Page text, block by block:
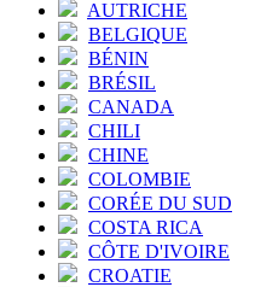
AUTRICHE
BELGIQUE
BÉNIN
BRÉSIL
CANADA
CHILI
CHINE
COLOMBIE
CORÉE DU SUD
COSTA RICA
CÔTE D'IVOIRE
CROATIE